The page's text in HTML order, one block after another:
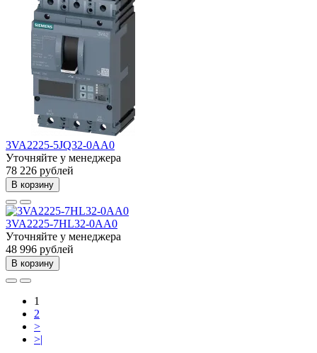
3VA2225-5JQ32-0AA0
Уточняйте у менеджера
78 226 рублей
В корзину
3VA2225-7HL32-0AA0
Уточняйте у менеджера
48 996 рублей
В корзину
1
2
>
>|